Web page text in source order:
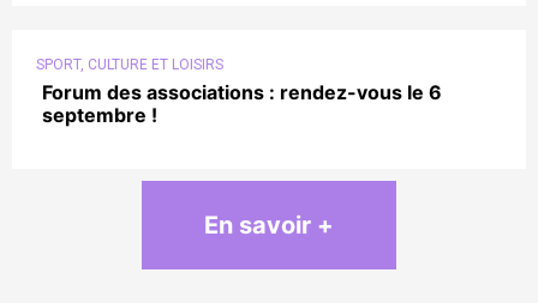
SPORT, CULTURE ET LOISIRS
Forum des associations : rendez-vous le 6
septembre !
En savoir +